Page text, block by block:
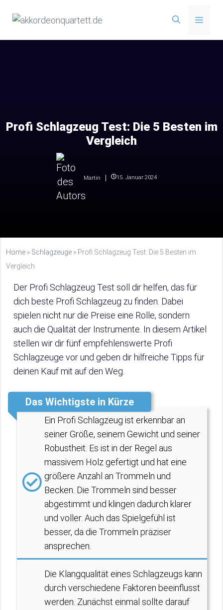
Inhalt
Menü
Profi Schlagzeug Test: Die 5 Besten im
Vergleich
Martin 15. Januar 2024
Home » Schlagzeuge » Profi Schlagzeug Test: Die 5 Besten im
Vergleich
Der Profi Schlagzeug Test soll dir helfen, das für
dich beste Profi Schlagzeug zu finden. Dabei
spielen nicht nur die Preise eine Rolle, sondern
auch die Qualität der Instrumente. In diesem Artikel
stellen wir dir fünf empfehlenswerte Profi
Schlagzeuge vor und geben dir hilfreiche Tipps für
deinen Kauf mit auf den Weg.
Das Wichtigste in Kürze
Ein Profi Schlagzeug ist erkennbar an
seiner Größe, seinem Gewicht und seiner
Robustheit. Es ist in der Regel aus
massivem Holz gefertigt und hat eine
größere Anzahl an Trommeln und
Becken. Die Trommeln sind besser
abgestimmt und klingen dadurch klarer
und voller. Auch das Spielgefühl ist
besser, da die Trommeln präziser
ansprechen.
Die Klangqualität eines Schlagzeugs kann
durch verschiedene Faktoren beeinflusst
werden. Zunächst einmal sollte darauf